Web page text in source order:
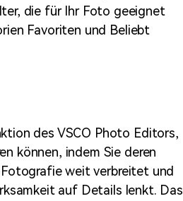
die für Ihr Foto geeignet
Favoriten und Beliebt
des VSCO Photo Editors,
können, indem Sie deren
weit verbreitet und
auf Details lenkt. Das